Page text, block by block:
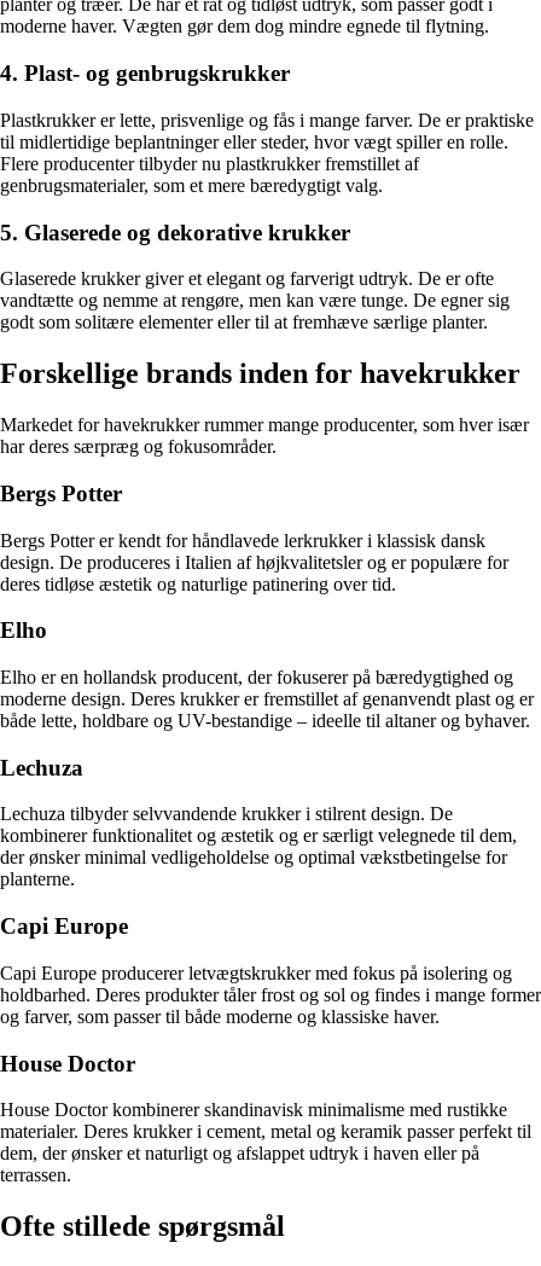
planter og træer. De har et råt og tidløst udtryk, som passer godt i
moderne haver. Vægten gør dem dog mindre egnede til flytning.
4. Plast- og genbrugskrukker
Plastkrukker er lette, prisvenlige og fås i mange farver. De er praktiske
til midlertidige beplantninger eller steder, hvor vægt spiller en rolle.
Flere producenter tilbyder nu plastkrukker fremstillet af
genbrugsmaterialer, som et mere bæredygtigt valg.
5. Glaserede og dekorative krukker
Glaserede krukker giver et elegant og farverigt udtryk. De er ofte
vandtætte og nemme at rengøre, men kan være tunge. De egner sig
godt som solitære elementer eller til at fremhæve særlige planter.
Forskellige brands inden for havekrukker
Markedet for havekrukker rummer mange producenter, som hver især
har deres særpræg og fokusområder.
Bergs Potter
Bergs Potter er kendt for håndlavede lerkrukker i klassisk dansk
design. De produceres i Italien af højkvalitetsler og er populære for
deres tidløse æstetik og naturlige patinering over tid.
Elho
Elho er en hollandsk producent, der fokuserer på bæredygtighed og
moderne design. Deres krukker er fremstillet af genanvendt plast og er
både lette, holdbare og UV-bestandige – ideelle til altaner og byhaver.
Lechuza
Lechuza tilbyder selvvandende krukker i stilrent design. De
kombinerer funktionalitet og æstetik og er særligt velegnede til dem,
der ønsker minimal vedligeholdelse og optimal vækstbetingelse for
planterne.
Capi Europe
Capi Europe producerer letvægtskrukker med fokus på isolering og
holdbarhed. Deres produkter tåler frost og sol og findes i mange former
og farver, som passer til både moderne og klassiske haver.
House Doctor
House Doctor kombinerer skandinavisk minimalisme med rustikke
materialer. Deres krukker i cement, metal og keramik passer perfekt til
dem, der ønsker et naturligt og afslappet udtryk i haven eller på
terrassen.
Ofte stillede spørgsmål